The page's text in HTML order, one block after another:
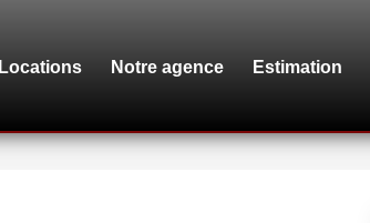
Locations Notre agence Estimation